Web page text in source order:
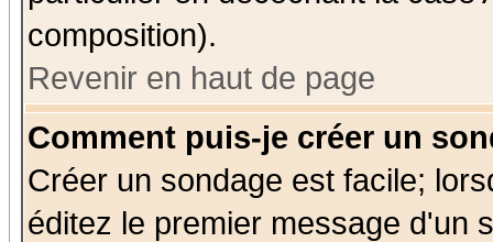
composition).
Revenir en haut de page
Comment puis-je créer un
Créer un sondage est facile;
éditez le premier message d'un